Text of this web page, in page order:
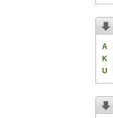
A
K
U